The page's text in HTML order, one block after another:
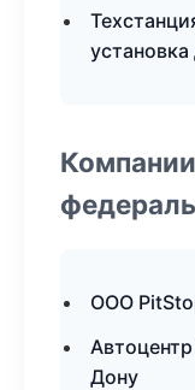
ООО
Дону